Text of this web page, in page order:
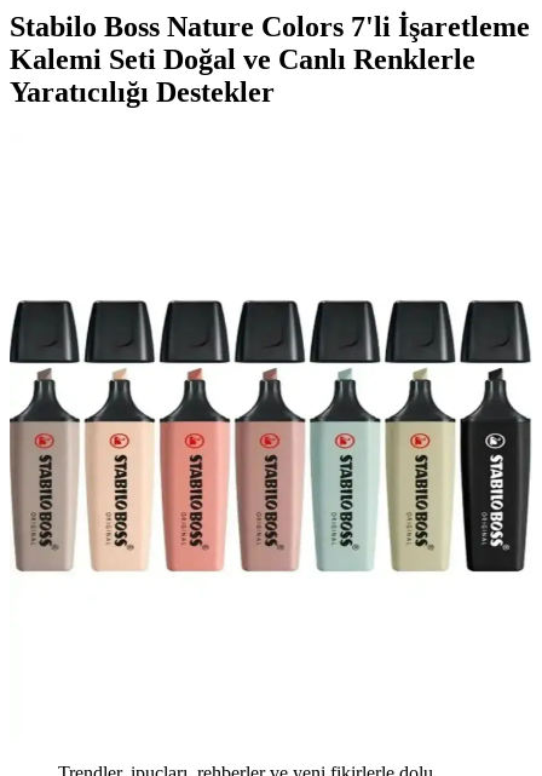
Stabilo Boss Nature Colors 7'li İşaretleme
Kalemi Seti Doğal ve Canlı Renklerle
Yaratıcılığı Destekler